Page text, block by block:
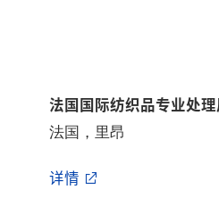
法国国际纺织品专业处
法国，里昂
详情